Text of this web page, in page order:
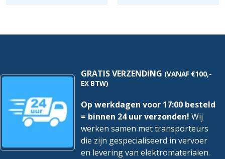
Oranje Roze
GRATIS VERZENDING (VANAF €100,-
EX BTW)
Op werkdagen voor 17:00 besteld
= binnen 24 uur verzonden! Wij
werken samen met transporteurs
die zijn gespecialiseerd in vervoer
en levering van elektromaterialen.